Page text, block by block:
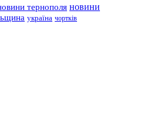
тернополя новини
україна чортків